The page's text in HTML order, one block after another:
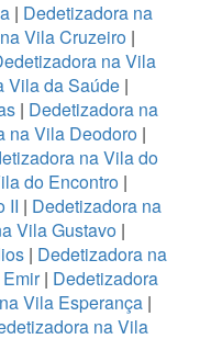
| Dedetizadora na
Vila Cruzeiro |
na Vila
Vila da Saúde|
| Dedetizadora na
na Vila Deodoro |
na Vila do
do Encontro|
II | Dedetizadora na
Vila Gustavo|
| Dedetizadora na
| Dedetizadora
Vila Esperança |
na Vila